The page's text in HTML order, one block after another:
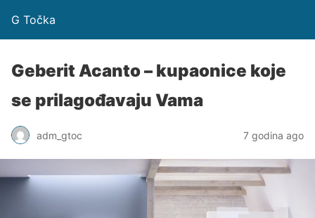
G Točka
Geberit Acanto – kupaonice koje
se prilagođavaju Vama
adm_gtoc 7 godina ago